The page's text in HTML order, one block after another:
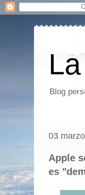
Blog
03
Apple
es